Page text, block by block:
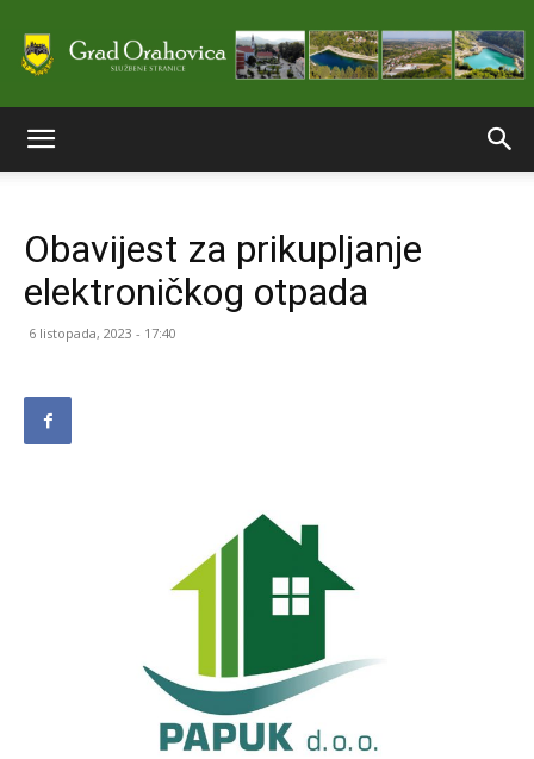
stranice
Obavijest za prikupljanje
elektroničkog otpada
6 listopada, 2023 - 17:40